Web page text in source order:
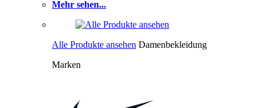
Mehr sehen...
Alle Produkte ansehen Damenbekleidung
Marken